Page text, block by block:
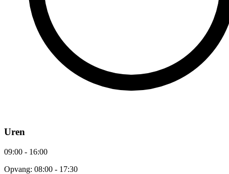
Uren
09:00 - 16:00
Opvang: 08:00 - 17:30